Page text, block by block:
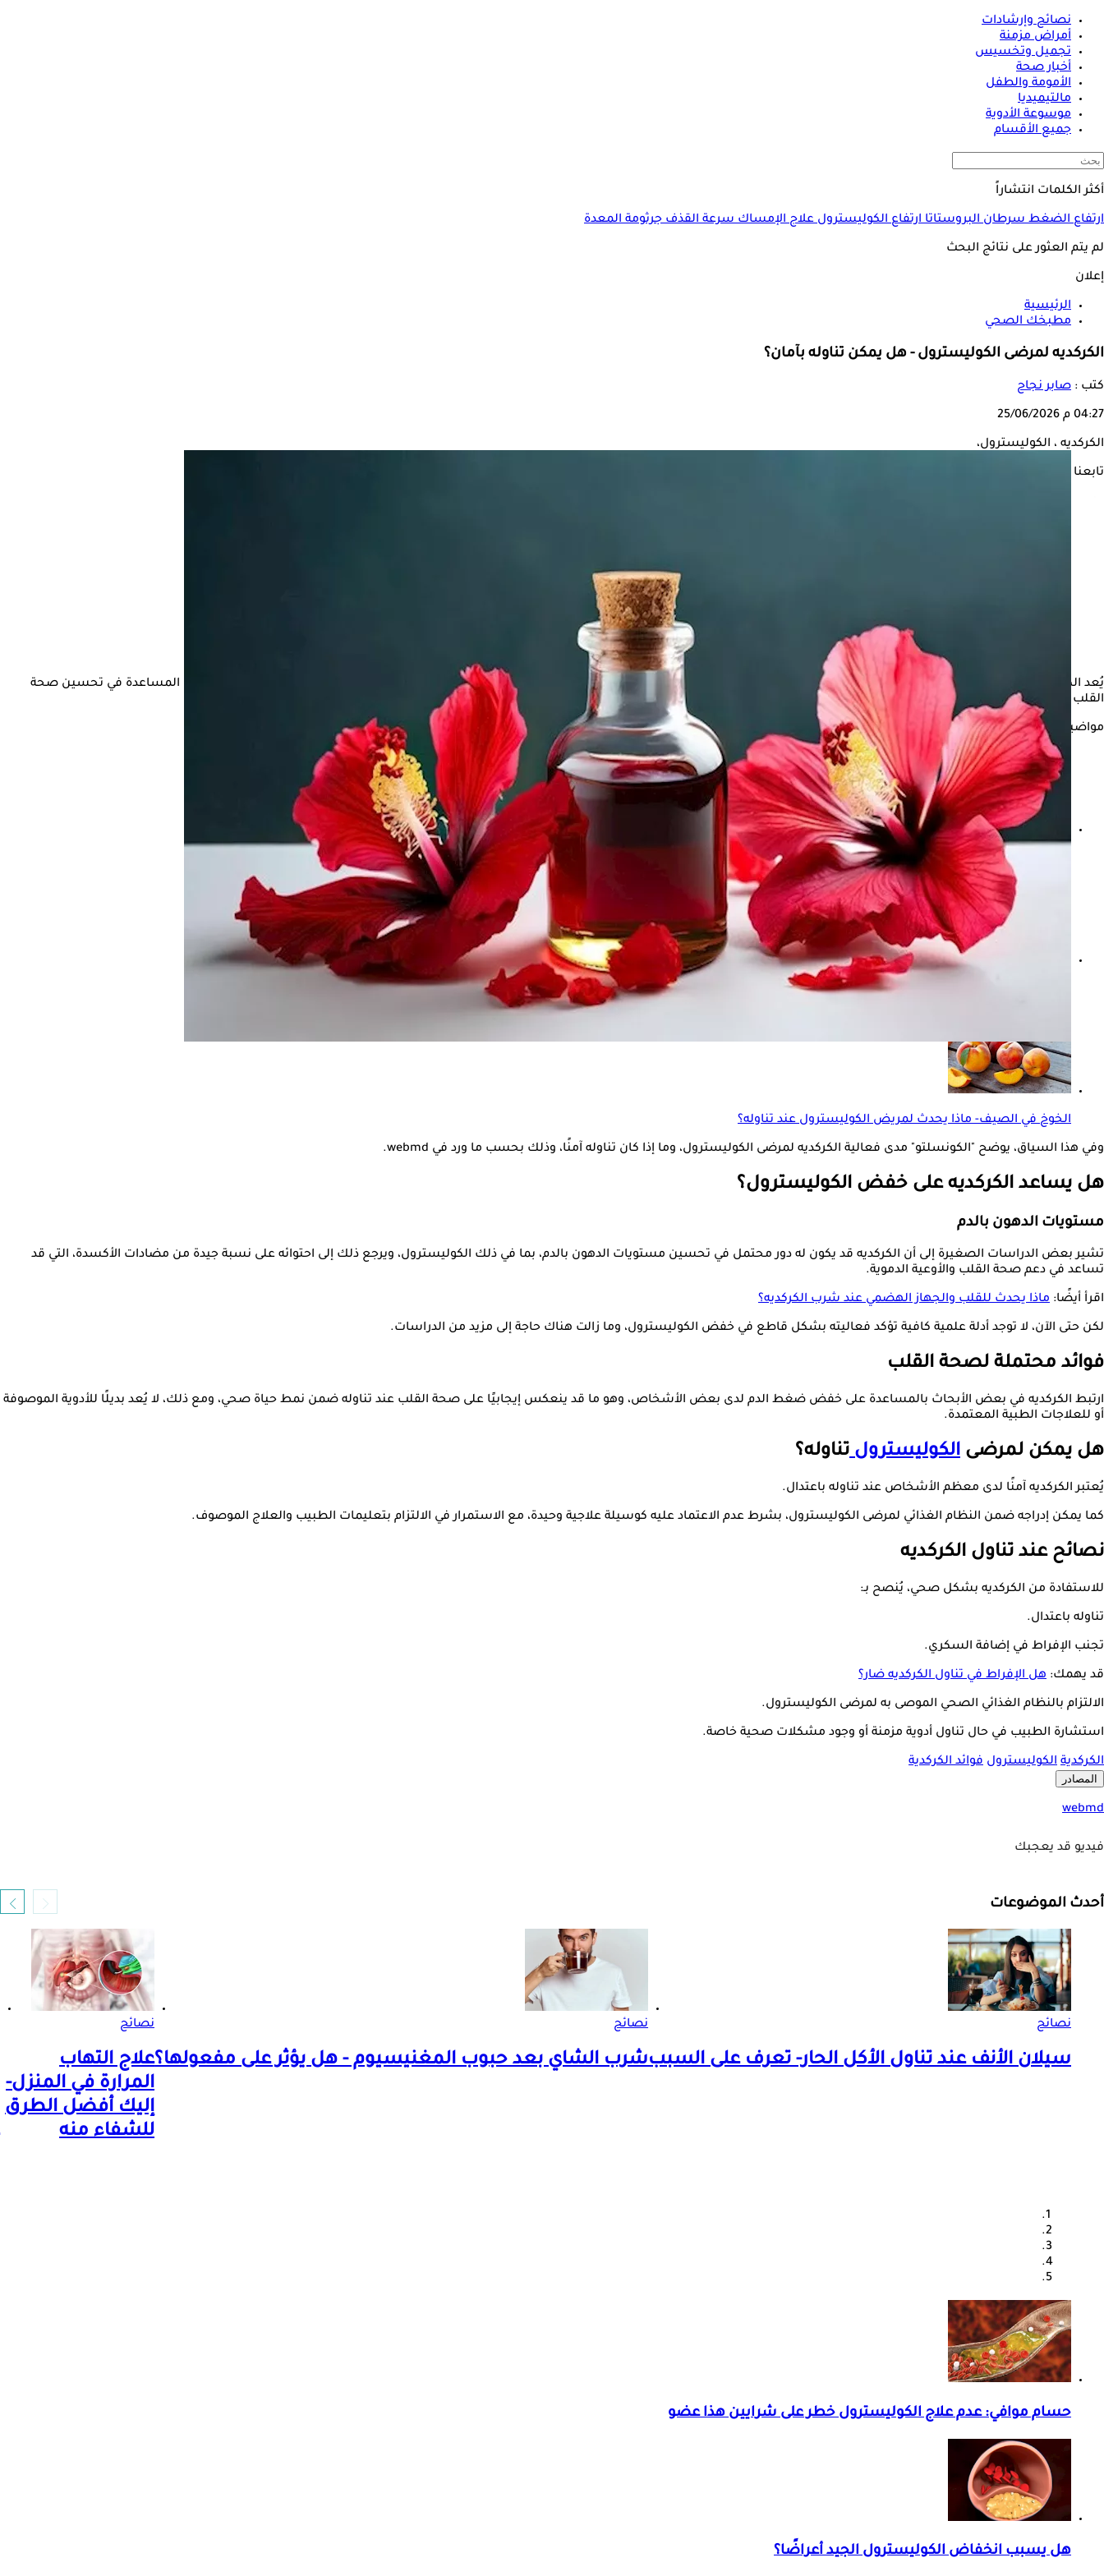
نصائح وإرشادات
أمراض مزمنة
تجميل وتخسيس
أخبار صحة
الأمومة والطفل
مالتيميديا
موسوعة الأدوية
جميع الأقسام
أكثر الكلمات انتشاراً
ارتفاع الضغطسرطان البروستاتاارتفاع الكوليسترولعلاج الإمساكسرعة القذفجرثومة المعدة
لم يتم العثور على نتائج البحث
إعلان
الرئيسية
مطبخك الصحي
الكركديه لمرضى الكوليسترول - هل يمكن تناوله بآمان؟
كتب : صابر نجاح
04:27 م 25/06/2026
الكركديه ، الكوليسترول،
تابعنا على
يُعد الكركديه من أشهر المشروبات العشبية التي تحظى بشعبية كبيرة، نظرًا لمذاقه المميز واحتوائه على مضادات الأكسدة. كما يربطه البعض بفوائد صحية متعددة، من بينها المساعدة في تحسين صحة
القلب وخفض مستويات الكوليسترول.
مواضيع ذات صلة
دراسة حديثة: أدوية الكوليسترول قد تساهم في زيادة آلام العضلات
طبيب يوصي بهذا الجبن: الأفضل للضغط والسكر والكوليسترول
الخوخ في الصيف- ماذا يحدث لمريض الكوليسترول عند تناوله؟
وفي هذا السياق، يوضح "الكونسلتو" مدى فعالية الكركديه لمرضى الكوليسترول، وما إذا كان تناوله آمنًا، وذلك بحسب ما ورد في webmd.
هل يساعد الكركديه على خفض الكوليسترول؟
مستويات الدهون بالدم
تشير بعض الدراسات الصغيرة إلى أن الكركديه قد يكون له دور محتمل في تحسين مستويات الدهون بالدم، بما في ذلك الكوليسترول، ويرجع ذلك إلى احتوائه على نسبة جيدة من مضادات الأكسدة، التي قد
تساعد في دعم صحة القلب والأوعية الدموية.
اقرأ أيضًا: ماذا يحدث للقلب والجهاز الهضمي عند شرب الكركديه؟
لكن حتى الآن، لا توجد أدلة علمية كافية تؤكد فعاليته بشكل قاطع في خفض الكوليسترول، وما زالت هناك حاجة إلى مزيد من الدراسات.
فوائد محتملة لصحة القلب
ارتبط الكركديه في بعض الأبحاث بالمساعدة على خفض ضغط الدم لدى بعض الأشخاص، وهو ما قد ينعكس إيجابيًا على صحة القلب عند تناوله ضمن نمط حياة صحي، ومع ذلك، لا يُعد بديلًا للأدوية الموصوفة
أو للعلاجات الطبية المعتمدة.
هل يمكن لمرضى الكوليسترولتناوله؟
يُعتبر الكركديه آمنًا لدى معظم الأشخاص عند تناوله باعتدال.
كما يمكن إدراجه ضمن النظام الغذائي لمرضى الكوليسترول، بشرط عدم الاعتماد عليه كوسيلة علاجية وحيدة، مع الاستمرار في الالتزام بتعليمات الطبيب والعلاج الموصوف.
نصائح عند تناول الكركديه
للاستفادة من الكركديه بشكل صحي، يُنصح بـ:
تناوله باعتدال.
تجنب الإفراط في إضافة السكري.
قد يهمك: هل الإفراط في تناول الكركديه ضار؟
الالتزام بالنظام الغذائي الصحي الموصى به لمرضى الكوليسترول.
استشارة الطبيب في حال تناول أدوية مزمنة أو وجود مشكلات صحية خاصة.
الكركدية الكوليسترول فوائد الكركدية
المصادر
webmd
فيديو قد يعجبك
أحدث الموضوعات
نصائح
سيلان الأنف عند تناول الأكل الحار- تعرف على السبب
نصائح
شرب الشاي بعد حبوب المغنيسيوم - هل يؤثر على مفعولها؟
نصائح
علاج التهاب
المرارة في المنزل-
إليك أفضل الطرق
للشفاء منه
حسام موافي: عدم علاج الكوليسترول خطر على شرايين هذا عضو
هل يسبب انخفاض الكوليسترول الجيد أعراضًا؟